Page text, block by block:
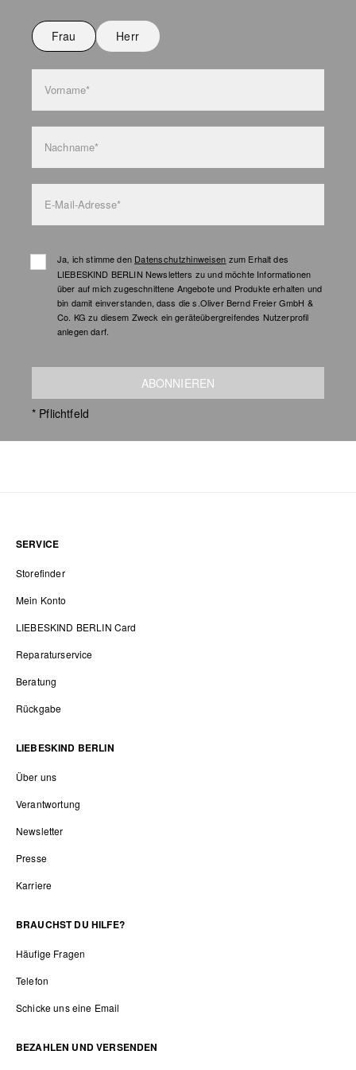
Nicht waschen
Frau Herr
Vorname*
Nachname*
E-Mail-Adresse*
Ja, ich stimme den Datenschutzhinweisen zum Erhalt des
LIEBESKIND BERLIN Newsletters zu und möchte Informationen
über auf mich zugeschnittene Angebote und Produkte erhalten und
bin damit einverstanden, dass die s.Oliver Bernd Freier GmbH &
Co. KG zu diesem Zweck ein geräteübergreifendes Nutzerprofil
anlegen darf.
ABONNIEREN
* Pflichtfeld
SERVICE
Storefinder
Mein Konto
LIEBESKIND BERLIN Card
Reparaturservice
Beratung
Rückgabe
LIEBESKIND BERLIN
Über uns
Verantwortung
Newsletter
Presse
Karriere
BRAUCHST DU HILFE?
Häufige Fragen
Telefon
Schicke uns eine Email
BEZAHLEN UND VERSENDEN